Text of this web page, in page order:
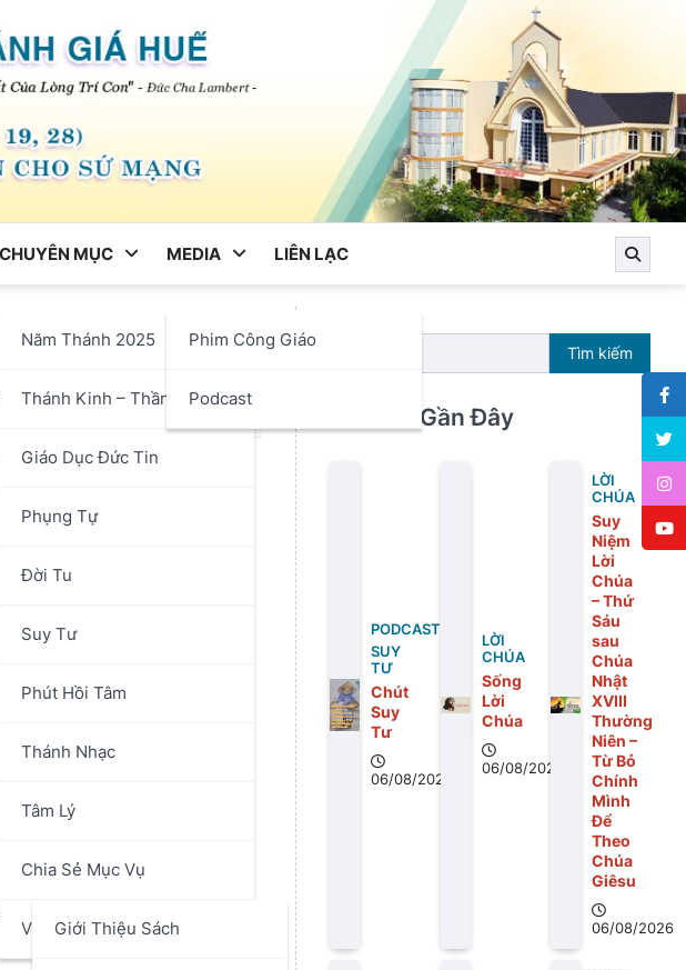
Giá
CHUYÊN MỤC
Năm Thánh 2025
Thánh Kinh – Thần Học
Giáo Dục Đức Tin
Phụng Tự
Đời Tu
Suy Tư
Phút Hồi Tâm
Thánh Nhạc
Tâm Lý
Chia Sẻ Mục Vụ
Văn Hóa Nghệ Thuật
Giới Thiệu Sách
MEDIA
Phim Công Giáo
Podcast
LIÊN LẠC
Fiat Tuyết Mai, MTG –
Tìm kiếm
Bài Viết Gần Đây
PODCAST
SUY
TƯ
Chút
Suy
Tư
06/08/2026
LỜI
CHÚA
Sống
Lời
Chúa
06/08/2026
LỜI
CHÚA
Suy
Niệm
Lời
Chúa
– Thứ
Sáu
sau
Chúa
Nhật
XVIII
Thường
Niên –
Từ Bỏ
Chính
Mình
Để
Theo
Chúa
Giêsu
06/08/2026